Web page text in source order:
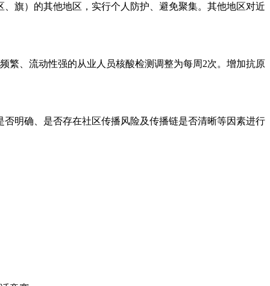
旗）的其他地区，实行个人防护、避免聚集。其他地区对近
繁、流动性强的从业人员核酸检测调整为每周2次。增加抗原
明确、是否存在社区传播风险及传播链是否清晰等因素进行